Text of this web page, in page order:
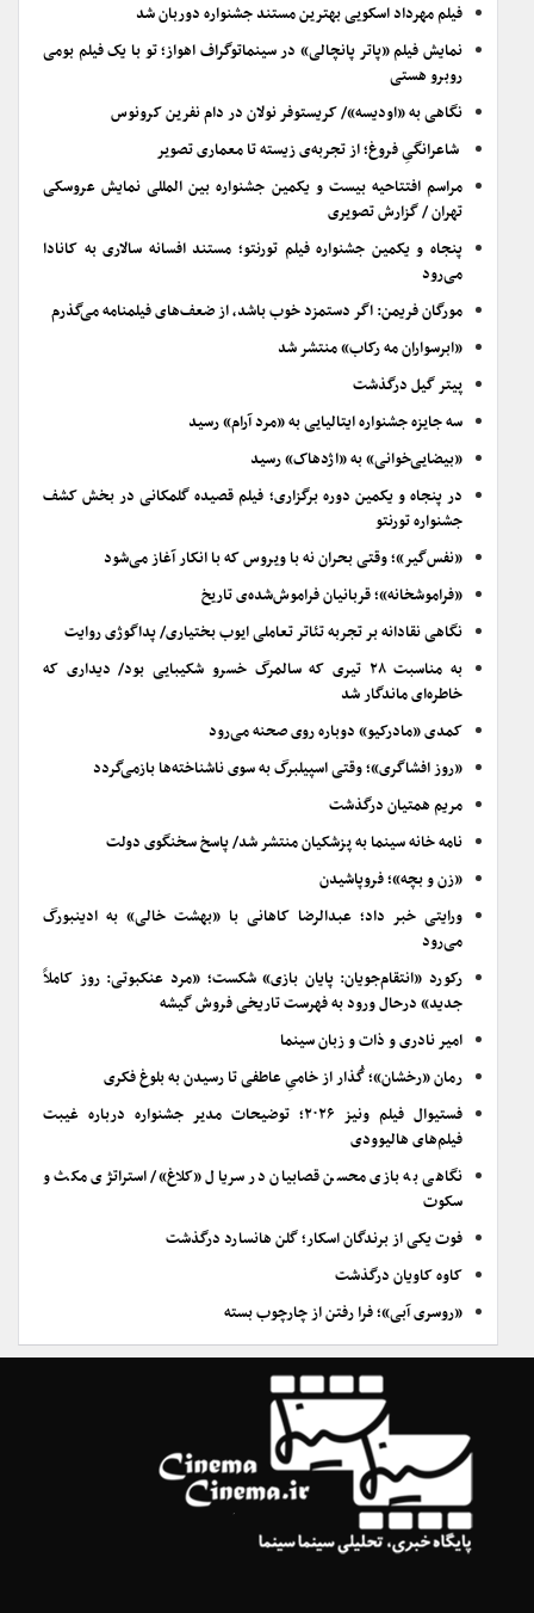
فیلم مهرداد اسکویی بهترین مستند جشنواره دوربان شد
نمایش فیلم «پاتر پانچالی» در سینماتوگراف اهواز؛ تو با یک فیلم بومی
روبرو هستی
نگاهی به «اودیسه»/ کریستوفر نولان در دام نفرین کرونوس
شاعرانگیِ فروغ؛ از تجربه‌ی زیسته تا معماری تصویر
مراسم افتتاحیه بیست و یکمین جشنواره بین المللی نمایش عروسکی
تهران / گزارش تصویری
پنجاه و یکمین جشنواره فیلم تورنتو؛ مستند افسانه سالاری به کانادا
می‌رود
مورگان فریمن: اگر دستمزد خوب باشد، از ضعف‌های فیلمنامه می‌گذرم
«ابرسواران مه رکاب» منتشر شد
پیتر گیل درگذشت
سه جایزه جشنواره ایتالیایی به «مرد آرام» رسید
«بیضایی‌خوانی» به «اژدهاک» رسید
در پنجاه و یکمین دوره برگزاری؛ فیلم قصیده گلمکانی در بخش کشف
جشنواره تورنتو
«نفس‌گیر»؛ وقتی بحران نه با ویروس که با انکار آغاز می‌شود
«فراموشخانه»؛ قربانیان فراموش‌شده‌ی تاریخ
نگاهی نقادانه بر تجربه تئاتر تعاملی ایوب بختیاری/ پداگوژی روایت
به مناسبت ۲۸ تیری که سالمرگ خسرو شکیبایی بود/ دیداری که
خاطره‌ای ماندگار شد
کمدی «مادرکیو» دوباره روی صحنه می‌رود
«روز افشاگری»؛ وقتی اسپیلبرگ به سوی ناشناخته‌ها بازمی‌گردد
مریم همتیان درگذشت
نامه خانه سینما به پزشکیان منتشر شد/ پاسخ سخنگوی دولت
«زن و بچه»؛ فروپاشیدن
ورایتی خبر داد؛ عبدالرضا کاهانی با «بهشت خالی» به ادینبورگ
می‌رود
رکورد «انتقام‌جویان: پایان بازی» شکست؛ «مرد عنکبوتی: روز کاملاً
جدید» درحال ورود به فهرست تاریخی فروش گیشه
امیر نادری و ذات و زبان سینما
رمان «رخشان»؛ گُذار از خامیِ عاطفی تا رسیدن به بلوغ فکری
فستیوال فیلم ونیز ۲۰۲۶؛ توضیحات مدیر جشنواره درباره غیبت
فیلم‌های هالیوودی
نگاهی به بازی محسن قصابیان در سریال «کلاغ»/ استراتژی مکث و
سکوت
فوت یکی از برندگان اسکار؛ گلن هانسارد درگذشت
کاوه کاویان درگذشت
«روسری آبی»؛ فرا رفتن از چارچوب بسته